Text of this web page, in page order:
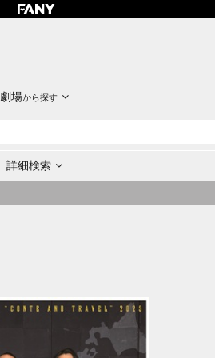
劇場から探す
詳細検索